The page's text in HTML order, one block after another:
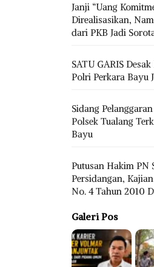
Janji “Uang
Direalisasikan,
dari PKB Jadi
SATU GARIS
Polri Perkara Bayu
Sidang
Polsek Tualang
Bayu
Putusan Hakim PN
Persidangan,
No. 4 Tahun 2010
Galeri Pos